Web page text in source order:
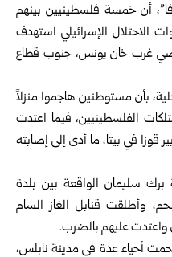
أن خمسة فلسطينيين بينهم
الاحتلال الإسرائيلي استهدف
غرب خان يونس، جنوب قطاع
بأن مستوطنين هاجموا منزلاً
الفلسطينيين، فيما اعتدت
في بيتا، ما أدى إلى إصابته
سليمان الواقعة بين بلدة
وأطلقت قنابل الغاز السام
واعتدت عليهم بالضرب.
أحياء عدة في مدينة نابلس،